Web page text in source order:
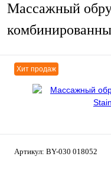
Массажный
Хит продаж
Артикул: BY-030 018052